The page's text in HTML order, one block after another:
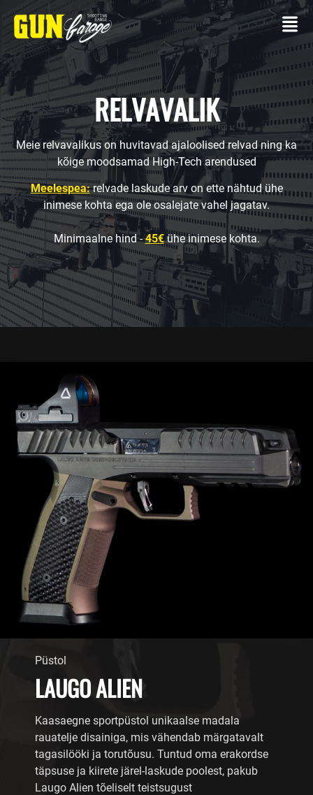
RELVAVALIK
Meie relvavalikus on huvitavad ajaloolised relvad ning ka
kõige moodsamad High-Tech arendused
Meelespea:relvade laskude arv on ette nähtud ühe
inimese kohta ega ole osalejate vahel jagatav.
Minimaalne hind -45€ühe inimese kohta.
Püstol
LAUGO ALIEN
Kaasaegne sportpüstol unikaalse madala
rauatelje disainiga, mis vähendab märgatavalt
tagasilööki ja torutõusu. Tuntud oma erakordse
täpsuse ja kiirete järel-laskude poolest, pakub
Laugo Alien tõeliselt teistsugust
KONTAKT
LASKETIIR
Oma
relvaga
Laskepaketid
TEENUSED
Üritused
Hoiustamine
Kinkekaardid
RELVAVALIK